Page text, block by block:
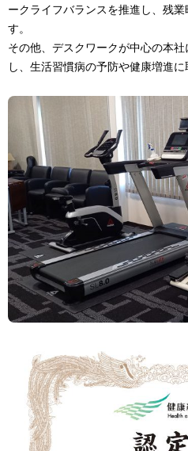
ークライフバランスを推進し、残
す。
その他、デスクワークが中心の本
し、生活習慣病の予防や健康増進に